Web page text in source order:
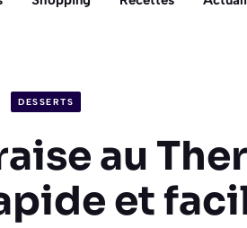
DESSERTS
au
et